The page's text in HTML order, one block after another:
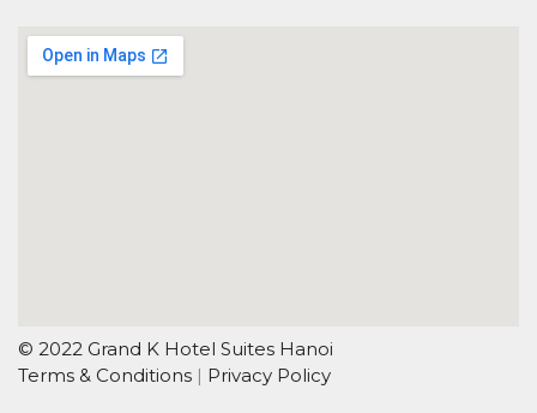
© 2022 Grand K Hotel Suites Hanoi
Terms & Conditions | Privacy Policy